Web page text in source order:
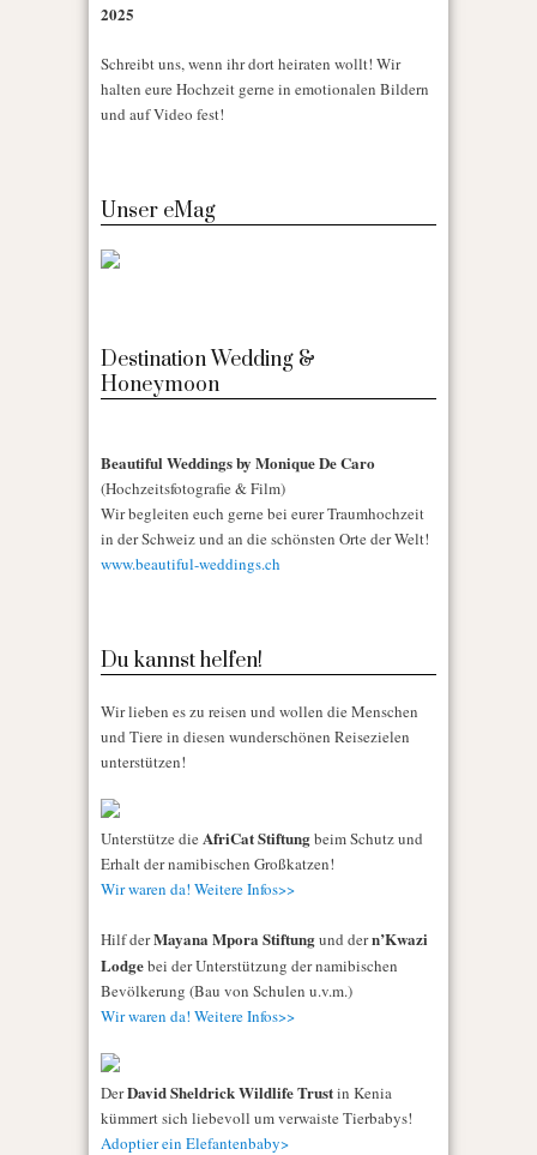
2025
Schreibt uns, wenn ihr dort heiraten wollt! Wir
halten eure Hochzeit gerne in emotionalen Bildern
und auf Video fest!
Unser eMag
Destination Wedding &
Honeymoon
Beautiful Weddings by Monique De Caro
(Hochzeitsfotografie & Film)
Wir begleiten euch gerne bei eurer Traumhochzeit
in der Schweiz und an die schönsten Orte der Welt!
www.beautiful-weddings.ch
Du kannst helfen!
Wir lieben es zu reisen und wollen die Menschen
und Tiere in diesen wunderschönen Reisezielen
unterstützen!
Unterstütze die AfriCat Stiftungbeim Schutz und
Erhalt der namibischen Großkatzen!
Wir waren da! Weitere Infos>>
Hilf derMayana Mpora Stiftungund dern’Kwazi
Lodgebei der Unterstützung der namibischen
Bevölkerung (Bau von Schulen u.v.m.)
Wir waren da! Weitere Infos>>
DerDavid Sheldrick Wildlife Trustin Kenia
kümmert sich liebevoll um verwaiste Tierbabys!
Adoptier ein Elefantenbaby>